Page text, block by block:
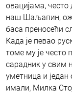
овацијама, често
наш Шаљапин,
баса преносећи
Када је певао
томе му је често
сарадник у свим
уметница и један
имали, Милка